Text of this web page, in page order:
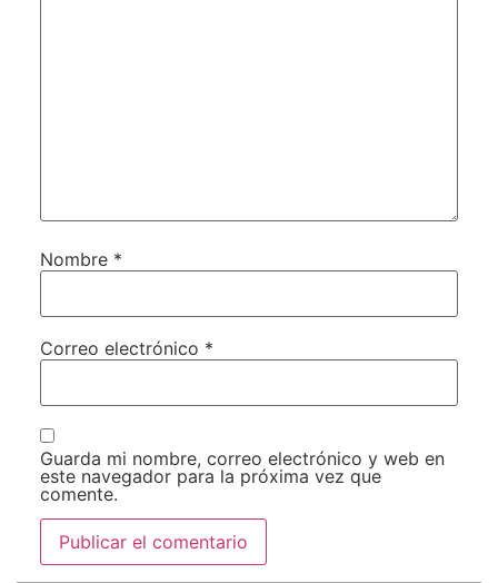
Nombre *
Correo electrónico *
Guarda mi nombre, correo electrónico y web en
este navegador para la próxima vez que
comente.